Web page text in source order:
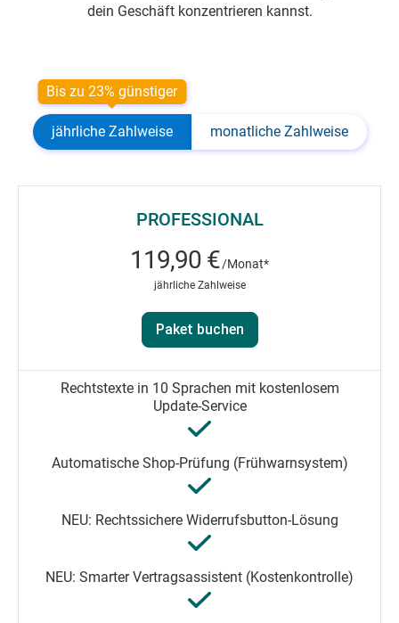
dein Geschäft konzentrieren kannst.
jährliche Zahlweise
Bis zu 23% günstiger
monatliche Zahlweise
PROFESSIONAL
119,90 €/Monat*
jährliche Zahlweise
Paket buchen